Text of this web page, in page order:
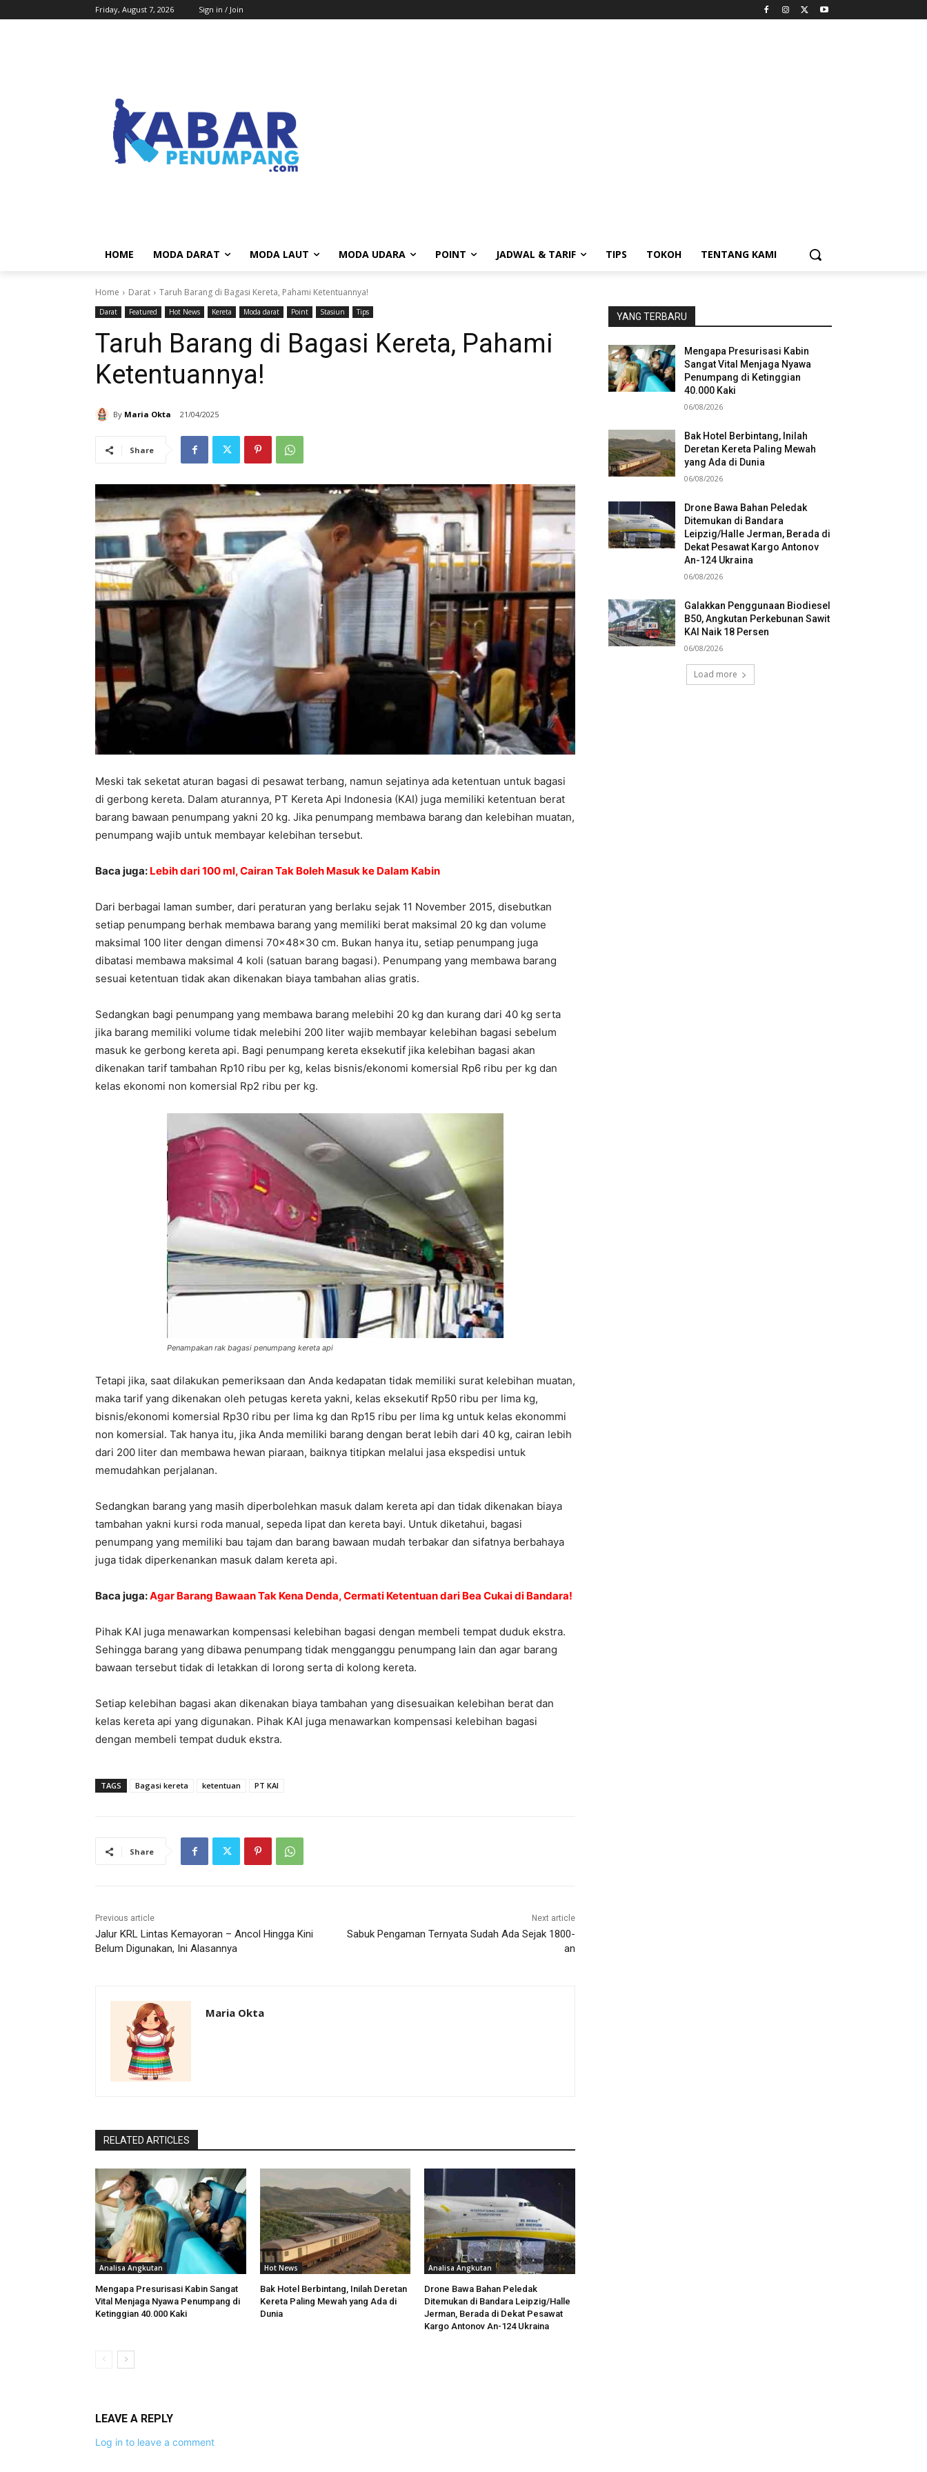
Friday, August 7, 2026 Sign in / Join
HOME MODA DARAT MODA LAUT MODA UDARA POINT JADWAL & TARIF TIPS TOKOH TENTANG KAMI
Home Darat Taruh Barang di Bagasi Kereta, Pahami Ketentuannya!
Darat Featured Hot News Kereta Moda darat Point Stasiun Tips
Taruh Barang di Bagasi Kereta, Pahami
Ketentuannya!
By Maria Okta 21/04/2025
Share
Meski tak seketat aturan bagasi di pesawat terbang, namun sejatinya ada ketentuan untuk bagasi
di gerbong kereta. Dalam aturannya, PT Kereta Api Indonesia (KAI) juga memiliki ketentuan berat
barang bawaan penumpang yakni 20 kg. Jika penumpang membawa barang dan kelebihan muatan,
penumpang wajib untuk membayar kelebihan tersebut.
Baca juga: Lebih dari 100 ml, Cairan Tak Boleh Masuk ke Dalam Kabin
Dari berbagai laman sumber, dari peraturan yang berlaku sejak 11 November 2015, disebutkan
setiap penumpang berhak membawa barang yang memiliki berat maksimal 20 kg dan volume
maksimal 100 liter dengan dimensi 70x48x30 cm. Bukan hanya itu, setiap penumpang juga
dibatasi membawa maksimal 4 koli (satuan barang bagasi). Penumpang yang membawa barang
sesuai ketentuan tidak akan dikenakan biaya tambahan alias gratis.
Sedangkan bagi penumpang yang membawa barang melebihi 20 kg dan kurang dari 40 kg serta
jika barang memiliki volume tidak melebihi 200 liter wajib membayar kelebihan bagasi sebelum
masuk ke gerbong kereta api. Bagi penumpang kereta eksekutif jika kelebihan bagasi akan
dikenakan tarif tambahan Rp10 ribu per kg, kelas bisnis/ekonomi komersial Rp6 ribu per kg dan
kelas ekonomi non komersial Rp2 ribu per kg.
Penampakan rak bagasi penumpang kereta api
Tetapi jika, saat dilakukan pemeriksaan dan Anda kedapatan tidak memiliki surat kelebihan muatan,
maka tarif yang dikenakan oleh petugas kereta yakni, kelas eksekutif Rp50 ribu per lima kg,
bisnis/ekonomi komersial Rp30 ribu per lima kg dan Rp15 ribu per lima kg untuk kelas ekonommi
non komersial. Tak hanya itu, jika Anda memiliki barang dengan berat lebih dari 40 kg, cairan lebih
dari 200 liter dan membawa hewan piaraan, baiknya titipkan melalui jasa ekspedisi untuk
memudahkan perjalanan.
Sedangkan barang yang masih diperbolehkan masuk dalam kereta api dan tidak dikenakan biaya
tambahan yakni kursi roda manual, sepeda lipat dan kereta bayi. Untuk diketahui, bagasi
penumpang yang memiliki bau tajam dan barang bawaan mudah terbakar dan sifatnya berbahaya
juga tidak diperkenankan masuk dalam kereta api.
Baca juga:Agar Barang Bawaan Tak Kena Denda, Cermati Ketentuan dari Bea Cukai di Bandara!
Pihak KAI juga menawarkan kompensasi kelebihan bagasi dengan membeli tempat duduk ekstra.
Sehingga barang yang dibawa penumpang tidak mengganggu penumpang lain dan agar barang
bawaan tersebut tidak di letakkan di lorong serta di kolong kereta.
Setiap kelebihan bagasi akan dikenakan biaya tambahan yang disesuaikan kelebihan berat dan
kelas kereta api yang digunakan. Pihak KAI juga menawarkan kompensasi kelebihan bagasi
dengan membeli tempat duduk ekstra.
TAGS Bagasi kereta ketentuan PT KAI
Share
Previous article
Jalur KRL Lintas Kemayoran – Ancol Hingga Kini
Belum Digunakan, Ini Alasannya
Next article
Sabuk Pengaman Ternyata Sudah Ada Sejak 1800-
an
Maria Okta
RELATED ARTICLES
Analisa Angkutan
Mengapa Presurisasi Kabin Sangat
Vital Menjaga Nyawa Penumpang di
Ketinggian 40.000 Kaki
Hot News
Bak Hotel Berbintang, Inilah Deretan
Kereta Paling Mewah yang Ada di
Dunia
Analisa Angkutan
Drone Bawa Bahan Peledak
Ditemukan di Bandara Leipzig/Halle
Jerman, Berada di Dekat Pesawat
Kargo Antonov An-124 Ukraina
LEAVE A REPLY
Log in to leave a comment
YANG TERBARU
Mengapa Presurisasi Kabin
Sangat Vital Menjaga Nyawa
Penumpang di Ketinggian
40.000 Kaki
06/08/2026
Bak Hotel Berbintang, Inilah
Deretan Kereta Paling Mewah
yang Ada di Dunia
06/08/2026
Drone Bawa Bahan Peledak
Ditemukan di Bandara
Leipzig/Halle Jerman, Berada di
Dekat Pesawat Kargo Antonov
An-124 Ukraina
06/08/2026
Galakkan Penggunaan Biodiesel
B50, Angkutan Perkebunan Sawit
KAI Naik 18 Persen
06/08/2026
Load more